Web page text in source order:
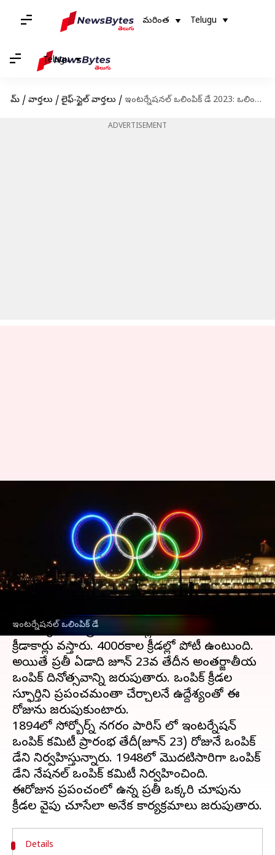
మరింత Telugu
Telugu
హోమ్ / వార్తలు / లైఫ్-స్టైల్ వార్తలు / ఇంటర్నేషనల్ ఒలింపిక్ డే 2023: ఒలింపిక్ దినోత్సవాన్ని ఎందుకు జరుపుకుంటారో తెలుసా?
ADVERTISEMENT
ఇంటర్నేషనల్ ఒలింపిక్ డే
ఒలింపిక్ దినోత్సవాన్ని ఎందుకు
జరుపుకుంటారో తెలుసా?
Sriram Pranateja Jun 23, 2023 11:25 am
ఈ వార్తాకథనం ఏంటి
ఒలింపిక్ క్రీడలు నాలుగేళ్ళకు ఒకసారి జరుగుతాయి.
ఒలింపిక్ క్రీడలకు ప్రపంచ దేశాల్లో 200దేశాల నుండి
క్రీడాకార్లు వస్తారు. 400రకాల క్రీడల్లో పోటీ ఉంటుంది.
అయితే ప్రతీ ఏడాది జూన్ 23వ తేదీన అంతర్జాతీయ
ఒలింపిక్ దినోత్సవాన్ని జరుపుతారు. ఒలింపిక్ క్రీడల
స్ఫూర్తిని ప్రపంచమంతా చేర్చాలనే ఉద్దేశ్యంతో ఈ
రోజును జరుపుకుంటారు.
1894లో సోర్బోర్న్ నగరం పారిస్ లో ఇంటర్నేషన్
ఒలింపిక్ కమిటీ ప్రారంభ తేదీ(జూన్ 23) రోజునే ఒలింపిక్
డేని నిర్వహిస్తున్నారు. 1948లో మొదటిసారిగా ఒలింపిక్
డేని నేషనల్ ఒలింపిక్ కమిటీ నిర్వహించింది.
ఈరోజున ప్రపంచంలో ఉన్న ప్రతీ ఒక్కరి చూపును
Details